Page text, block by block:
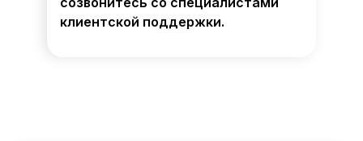
клиентской поддержки.